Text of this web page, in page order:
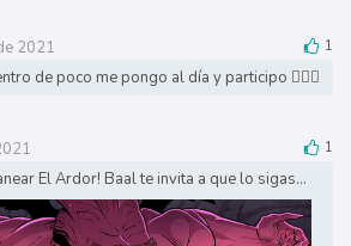
2021
1
de poco me pongo al día y participo 👌🏻💕
1
El Ardor! Baal te invita a que lo sigas...